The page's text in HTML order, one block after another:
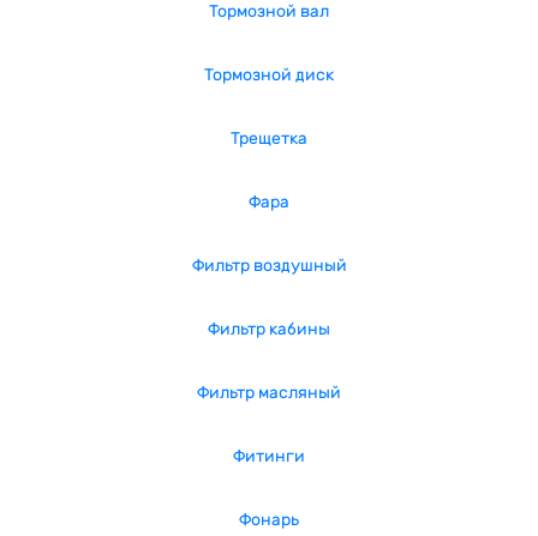
Тормозной вал
Тормозной диск
Трещетка
Фара
Фильтр воздушный
Фильтр кабины
Фильтр масляный
Фитинги
Фонарь